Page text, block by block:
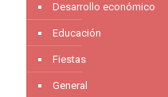
Desarrollo económico
Educación
Fiestas
General